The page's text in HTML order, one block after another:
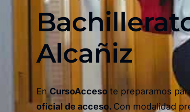
Alcañiz
En CursoAcceso te preparamos
oficial de acceso. Con modalidad